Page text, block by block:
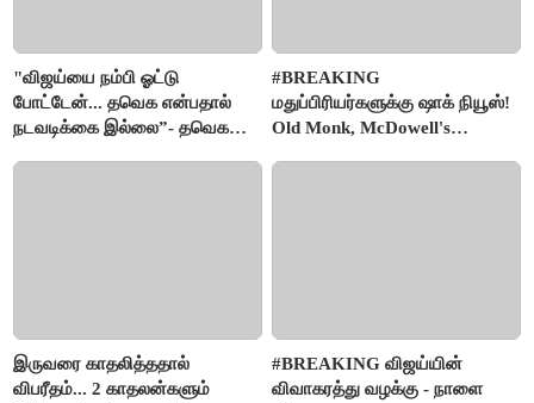
"விஜய்யை நம்பி ஓட்டு
போட்டேன்... தவெக என்பதால்
நடவடிக்கை இல்லை”- தவெக
#BREAKING
மதுப்பிரியர்களுக்கு ஷாக் நியூஸ்!
Old Monk, McDowell's
இருவரை காதலித்ததால்
விபரீதம்... 2 காதலன்களும்
#BREAKING விஜய்யின்
விவாகரத்து வழக்கு - நாளை